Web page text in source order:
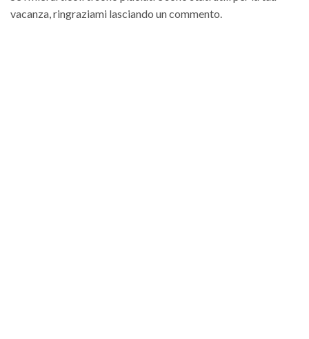
vacanza, ringraziami lasciando un commento.